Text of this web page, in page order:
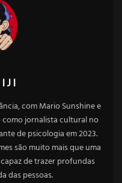
com Mario Sunshine e
como jornalista cultural no
de psicologia em 2023.
são muito mais que uma
de trazer profundas
das pessoas.